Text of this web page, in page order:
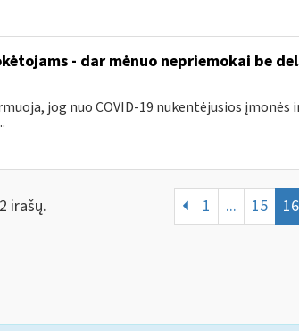
- dar mėnuo nepriemokai be
jog nuo COVID-19 nukentėjusios įmonės
irašų. 1 ... 15 16